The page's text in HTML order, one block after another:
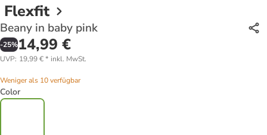
Flexfit
Beany in baby pink
-25%14,99 €
UVP: 19,99 €* inkl. MwSt.
Weniger als 10 verfügbar
Color